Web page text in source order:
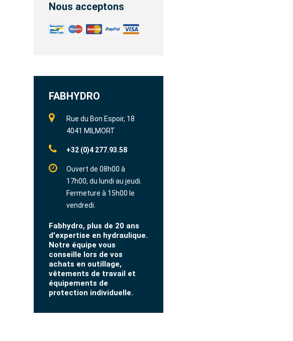
Nous acceptons
FABHYDRO
Rue du Bon Espoir, 18
4041 MILMORT
+32 (0)4 277.93.58
Ouvert de 08h00 à
17h00, du lundi au jeudi.
Fermeture à 15h00 le
vendredi.
Fabhydro, plus de 20 ans
d'expertise en hydraulique.
Notre équipe vous
conseille lors de vos
achats en outillage,
vêtements de travail et
équipements de
protection individuelle.